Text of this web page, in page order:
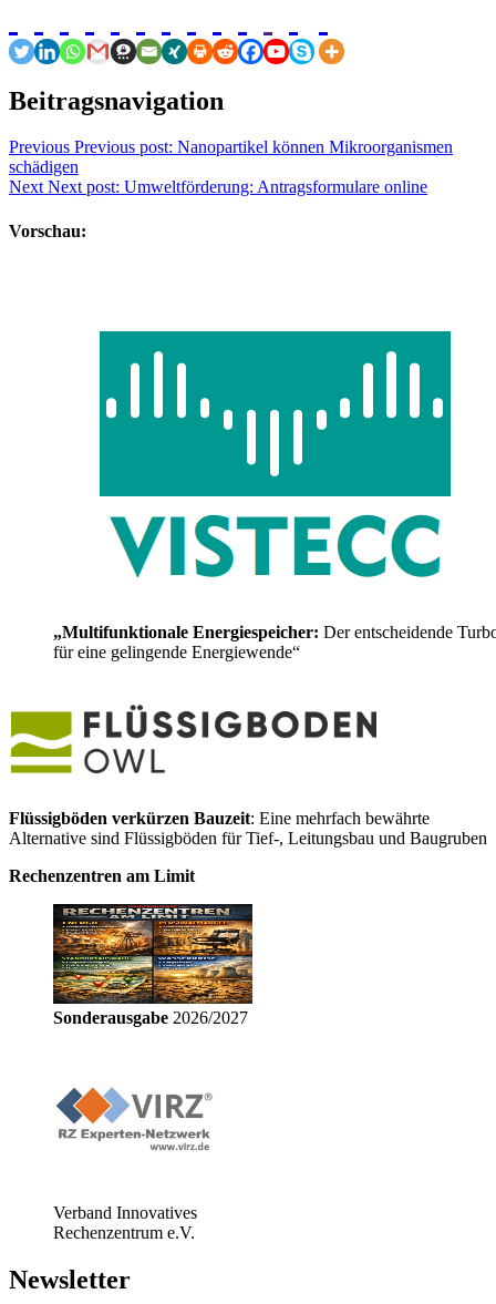
Beitragsnavigation
Previous Previous post: Nanopartikel können Mikroorganismen
schädigen
Next Next post: Umweltförderung: Antragsformulare online
Vorschau:
„Multifunktionale Energiespeicher: Der entscheidende
für eine gelingende Energiewende“
Flüssigböden verkürzen Bauzeit: Eine mehrfach bewährte
Alternative sind Flüssigböden für Tief-, Leitungsbau und Baugruben
Rechenzentren am Limit
Sonderausgabe 2026/2027
Verband Innovatives
Rechenzentrum e.V.
Newsletter